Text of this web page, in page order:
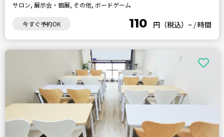
サロン, 展示会・個展, その他, ボードゲーム
今すぐ予約OK 110 円（税込）~ /時間